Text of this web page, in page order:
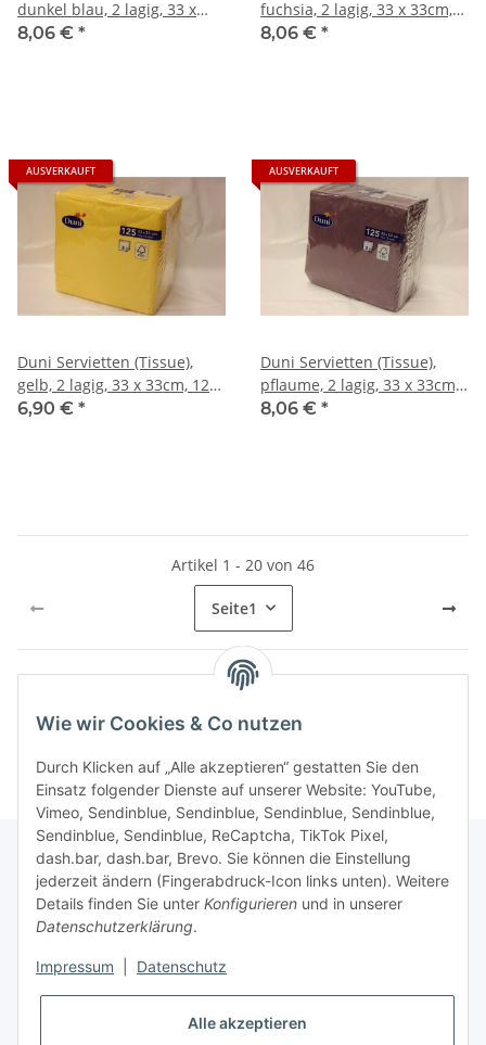
dunkel blau, 2 lagig, 33 x
33cm, 125 Stck.
8,06 € *
fuchsia, 2 lagig, 33 x 33cm,
125 Stck.
8,06 € *
AUSVERKAUFT
Duni Servietten (Tissue),
gelb, 2 lagig, 33 x 33cm, 125
Stck.
6,90 € *
AUSVERKAUFT
Duni Servietten (Tissue),
pflaume, 2 lagig, 33 x 33cm,
125 Stck.
8,06 € *
Artikel 1 - 20 von 46
Seite1
Kategorien
Informationen
Gesetzliche Informationen
Wie wir Cookies & Co nutzen
Durch Klicken auf „Alle akzeptieren“ gestatten Sie den
Einsatz folgender Dienste auf unserer Website: YouTube,
Vimeo, Sendinblue, Sendinblue, Sendinblue, Sendinblue,
Sendinblue, Sendinblue, ReCaptcha, TikTok Pixel,
dash.bar, dash.bar, Brevo. Sie können die Einstellung
jederzeit ändern (Fingerabdruck-Icon links unten). Weitere
Details finden Sie unter Konfigurieren und in unserer
Datenschutzerklärung.
Impressum Datenschutz
Alle akzeptieren